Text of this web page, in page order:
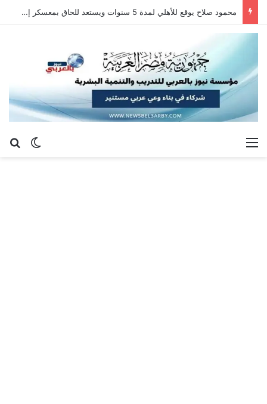
محمود صلاح يوقع للأهلي لمدة 5 سنوات ويستعد للحاق بمعسكر إسبانيا
الوضع القائمة